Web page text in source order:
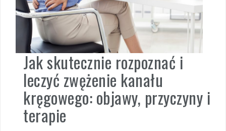
Jak skutecznie rozpoznać i
leczyć zwężenie kanału
kręgowego: objawy, przyczyny i
terapie